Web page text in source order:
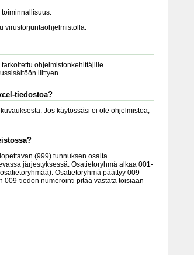
virustorjuntaohjelmistolla.
ohjelmistonkehittäjille
liittyen.
tiedostoa?
Jos käytössäsi ei ole ohjelmistoa,
(999) tunnuksen osalta.
järjestyksessä. Osatietoryhmä alkaa 001-
Osatietoryhmä päättyy 009-
009-tiedon numerointi pitää vastata toisiaan